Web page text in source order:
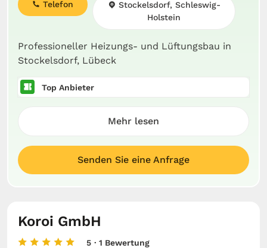
Professioneller Heizungs- und Lüftungsbau in
Stockelsdorf, Lübeck
Telefon
Stockelsdorf, Schleswig-
Holstein
Top Anbieter
Mehr lesen
Senden Sie eine Anfrage
Koroi GmbH
5 · 1 Bewertung